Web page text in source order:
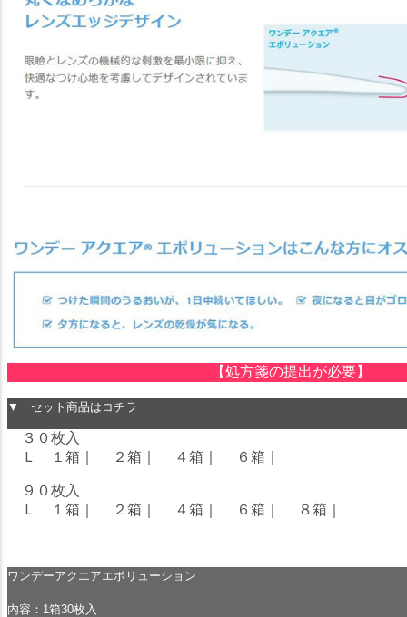
【処方箋の提出が必要】
▼ セット商品はコチラ
３０枚入
Ｌ １箱
２箱 ４箱 ６箱
９０枚入
Ｌ １箱
２箱 ４箱 ６箱 ８箱
ワンデーアクエアエボリューション
内容：1箱30枚入